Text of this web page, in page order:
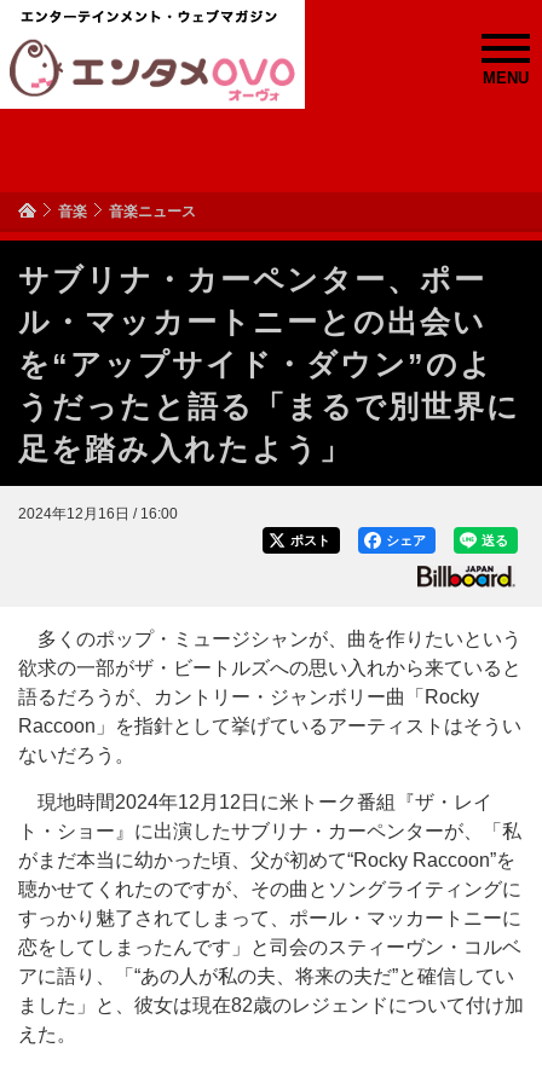
MENU
音楽 音楽ニュース
サブリナ・カーペンター、ポー
ル・マッカートニーとの出会い
を“アップサイド・ダウン”のよ
うだったと語る「まるで別世界に
足を踏み入れたよう」
2024年12月16日 / 16:00
送る
シェア
ポスト
多くのポップ・ミュージシャンが、曲を作りたいという
欲求の一部がザ・ビートルズへの思い入れから来ていると
語るだろうが、カントリー・ジャンボリー曲「Rocky
Raccoon」を指針として挙げているアーティストはそうい
ないだろう。
現地時間2024年12月12日に米トーク番組『ザ・レイ
ト・ショー』に出演したサブリナ・カーペンターが、「私
がまだ本当に幼かった頃、父が初めて“Rocky Raccoon”を
聴かせてくれたのですが、その曲とソングライティングに
すっかり魅了されてしまって、ポール・マッカートニーに
恋をしてしまったんです」と司会のスティーヴン・コルベ
アに語り、「“あの人が私の夫、将来の夫だ”と確信してい
ました」と、彼女は現在82歳のレジェンドについて付け加
えた。